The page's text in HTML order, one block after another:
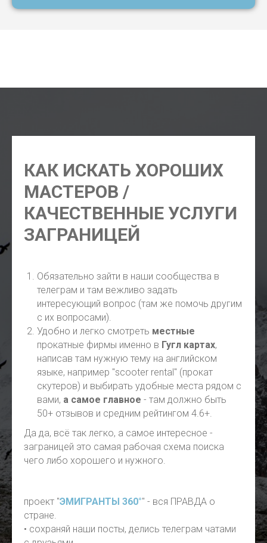
КАК ИСКАТЬ ХОРОШИХ
МАСТЕРОВ /
КАЧЕСТВЕННЫЕ УСЛУГИ
ЗАГРАНИЦЕЙ
Обязательно зайти в наши сообщества в
телеграм и там вежливо задать
интересующий вопрос (там же помочь другим
с их вопросами).
Удобно и легко смотреть местные
прокатные фирмы именно в Гугл картах,
написав там нужную тему на английском
языке, например "scooter rental" (прокат
скутеров) и выбирать удобные места рядом с
вами, а самое главное - там должно быть
50+ отзывов и средним рейтингом 4.6+.
Да да, всё так легко, а самое интересное -
заграницей это самая рабочая схема поиска
чего либо хорошего и нужного.
проект "ЭМИГРАНТЫ 360°" - вся ПРАВДА о
стране.
• сохраняй наши посты, делись телеграм чатами